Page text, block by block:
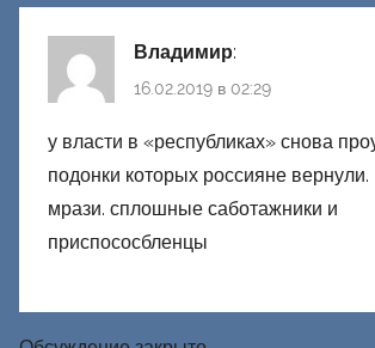
Владимир:
16.02.2019 в 02:29
у власти в «республиках» снова
подонки которых россияне
мрази. сплошные саботажники и
приспососбленцы